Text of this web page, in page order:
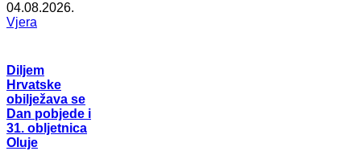
04.08.2026.
Vjera
Diljem
Hrvatske
obilježava se
Dan pobjede i
31. obljetnica
Oluje